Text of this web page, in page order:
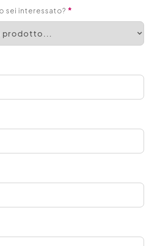
sei interessato? *